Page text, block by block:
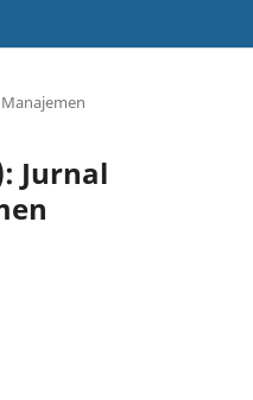
Jurnal